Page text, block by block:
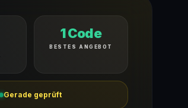
1 Code
BESTES ANGEBOT
Gerade geprüft